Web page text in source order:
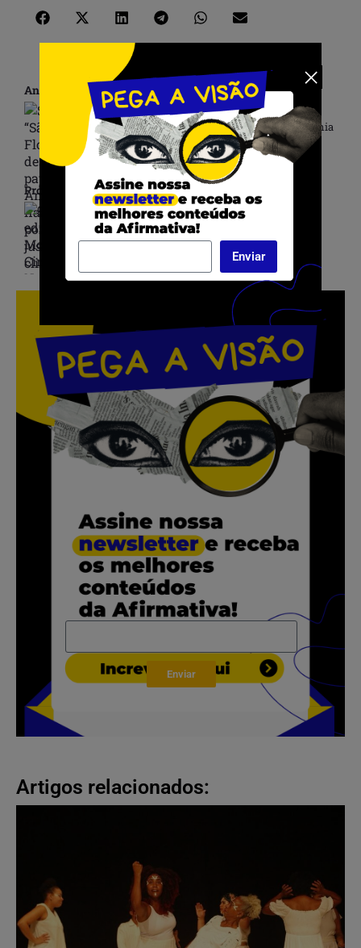
Anterior
Série “São Florestas” destaca o papel da Amazônia
na luta por justiça climática
Próximo
9ª edição da Mostra de Cinema Negro EGBÉ está
com inscrições abertas
.
.
Enviar
Artigos relacionados:
Enviar